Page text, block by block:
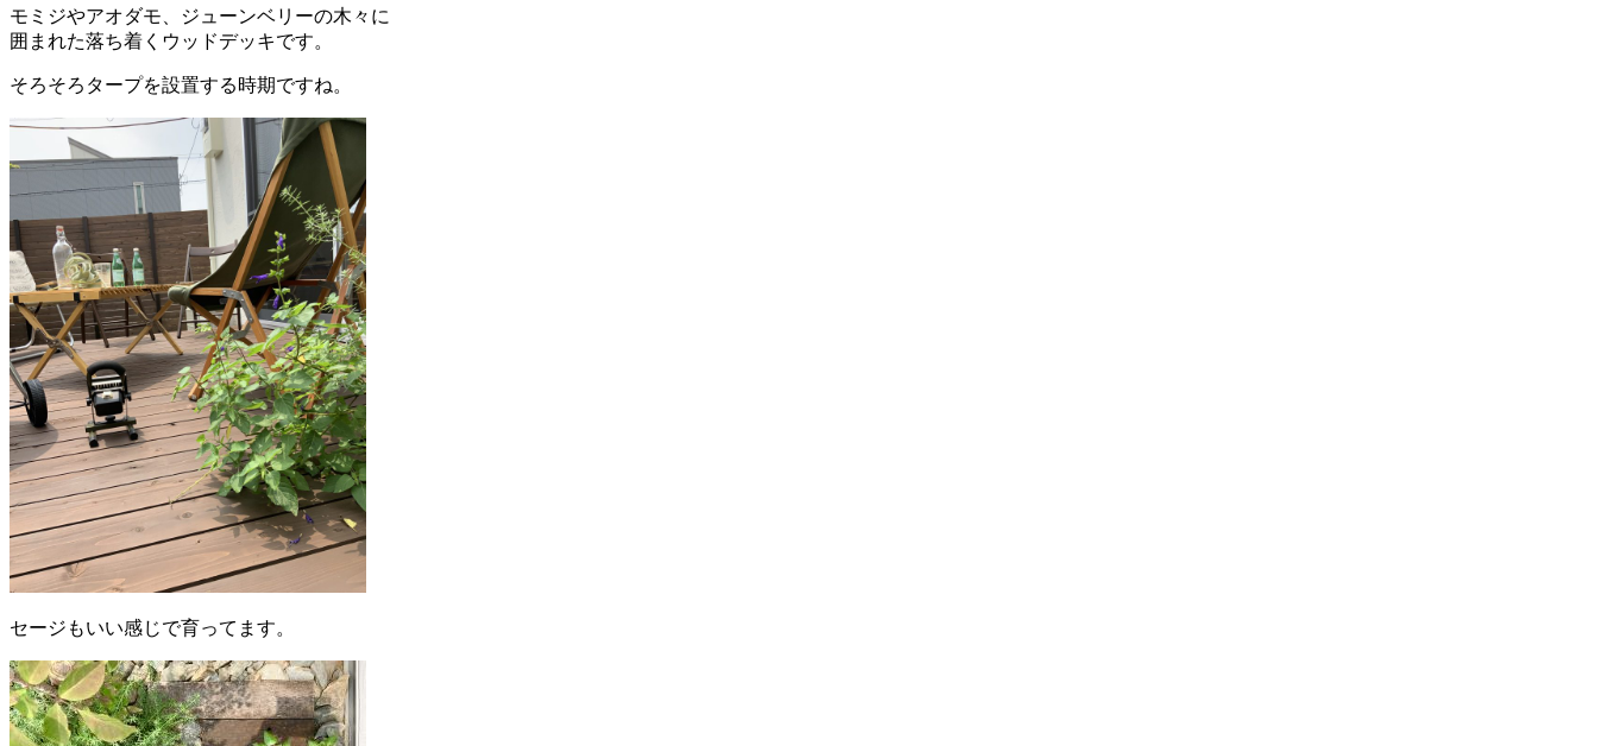
モミジやアオダモ、ジューンベリーの木々に
囲まれた落ち着くウッドデッキです。
そろそろタープを設置する時期ですね。
セージもいい感じで育ってます。